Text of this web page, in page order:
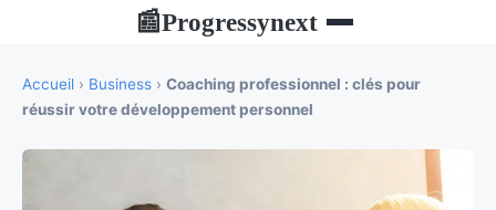
📰Progressynext
Accueil › Business › Coaching professionnel : clés pour
réussir votre développement personnel